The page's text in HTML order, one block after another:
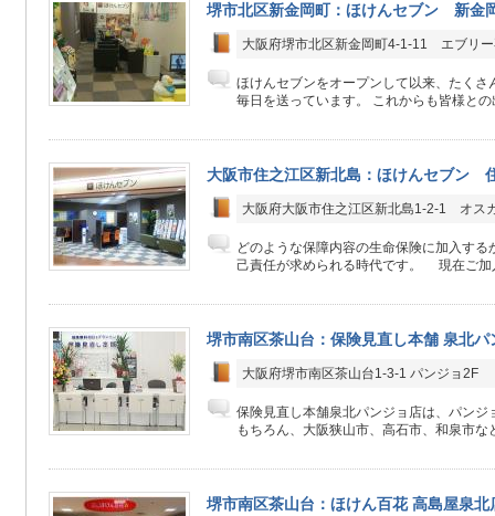
堺市北区新金岡町：ほけんセブン 新金
大阪府堺市北区新金岡町4-1-11 エブリ
ほけんセブンをオープンして以来、たくさ
毎日を送っています。 これからも皆様と
大阪市住之江区新北島：ほけんセブン
大阪府大阪市住之江区新北島1-2-1 オス
どのような保障内容の生命保険に加入す
己責任が求められる時代です。 現在ご加
堺市南区茶山台：保険見直し本舗 泉北パ
大阪府堺市南区茶山台1-3-1 パンジョ2F
保険見直し本舗泉北パンジョ店は、パンジ
もちろん、大阪狭山市、高石市、和泉市な
堺市南区茶山台：ほけん百花 高島屋泉北